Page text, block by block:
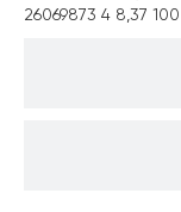
26069873 4 8,37 100